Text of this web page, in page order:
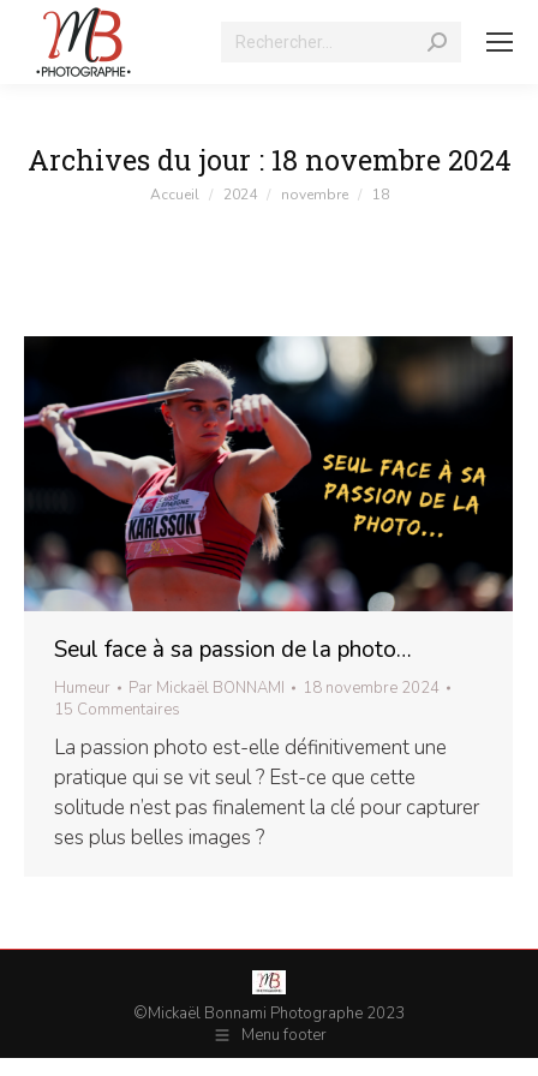
Recherche
Archives du jour : 18 novembre 2024
Vous êtes ici :
Accueil 2024 novembre 18
Seul face à sa passion de la photo…
Humeur Par Mickaël BONNAMI
18 novembre 2024
15 Commentaires
La passion photo est-elle définitivement une
pratique qui se vit seul ? Est-ce que cette
solitude n’est pas finalement la clé pour capturer
ses plus belles images ?
©Mickaël Bonnami Photographe 2023
Menu footer